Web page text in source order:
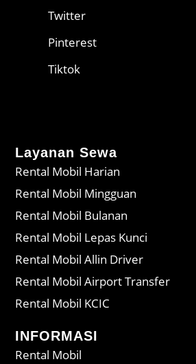
Twitter
Pinterest
Tiktok
Layanan Sewa
Rental Mobil Harian
Rental Mobil Mingguan
Rental Mobil Bulanan
Rental Mobil Lepas Kunci
Rental Mobil Allin Driver
Rental Mobil Airport Transfer
Rental Mobil KCIC
INFORMASI
Rental Mobil